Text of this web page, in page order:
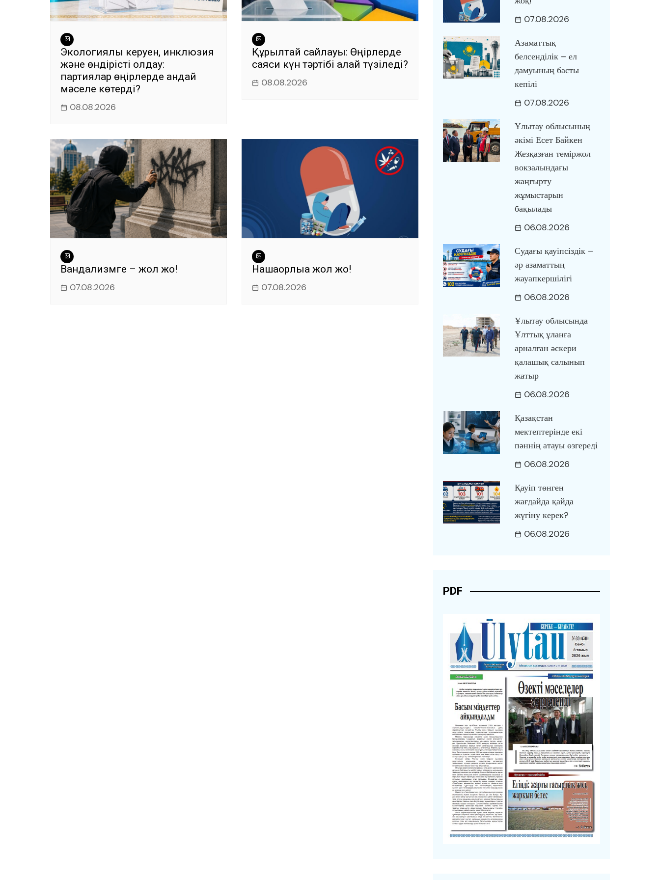
Экологиялық керуен, инклюзия
және өндірісті қолдау:
партиялар өңірлерде қандай
мәселе көтерді?
08.08.2026
Құрылтай сайлауы: Өңірлерде
саяси күн тәртібі қалай түзіледі?
08.08.2026
Вандализмге – жол жоқ!
07.08.2026
Нашақорлыққа жол жоқ!
07.08.2026
07.08.2026
Азаматтық
белсенділік – ел
дамуының басты
кепілі
07.08.2026
Ұлытау облысының
әкімі Есет Байкен
Жезқазған теміржол
вокзалындағы
жаңғырту
жұмыстарын
бақылады
06.08.2026
Судағы қауіпсіздік –
әр азаматтың
жауапкершілігі
06.08.2026
Ұлытау облысында
Ұлттық ұланға
арналған әскери
қалашық салынып
жатыр
06.08.2026
Қазақстан
мектептерінде екі
пәннің атауы өзгереді
06.08.2026
Қауіп төнген
жағдайда қайда
жүгіну керек?
06.08.2026
PDF